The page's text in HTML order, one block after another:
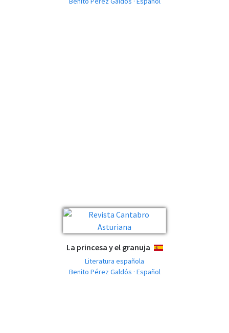
La princesa y el granuja ESPAÑOL
Literatura española
Benito Pérez Galdós · Español